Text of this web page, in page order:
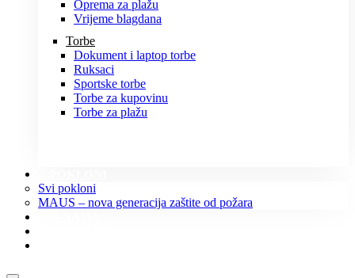
Oprema za plažu
Vrijeme blagdana
Torbe
Dokument i laptop torbe
Ruksaci
Sportske torbe
Torbe za kupovinu
Torbe za plažu
Svi pokloni
MAUS – nova generacija zaštite od požara